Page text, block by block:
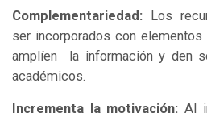
Complementariedad: Los
ser incorporados con
amplíen la información y den
académicos.
Incrementa la motivación: Al